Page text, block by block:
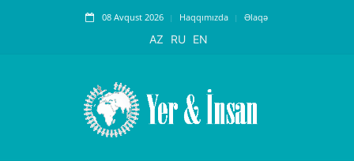
08 Avqust 2026 Haqqımızda Əlaqə
AZ RU EN